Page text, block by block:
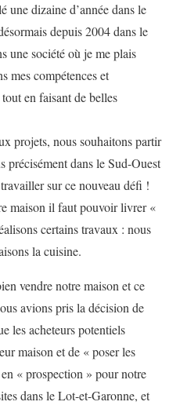
une dizaine d’année dans le
depuis 2004 dans le
une société où je me plais
mes compétences et
en faisant de belles
projets, nous souhaitons partir
précisément dans le Sud-Ouest
sur ce nouveau défi !
maison il faut pouvoir livrer «
certains travaux : nous
la cuisine.
vendre notre maison et ce
avions pris la décision de
les acheteurs potentiels
maison et de « poser les
« prospection » pour notre
dans le Lot-et-Garonne, et